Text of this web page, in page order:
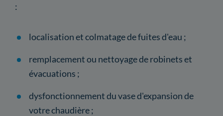
:
localisation et colmatage de fuites d'eau ;
remplacement ou nettoyage de robinets et
évacuations ;
dysfonctionnement du vase d'expansion de
votre chaudière ;